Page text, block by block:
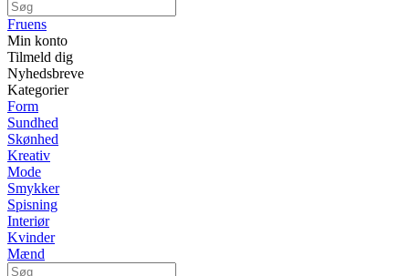
Fruens
Min konto
Tilmeld dig
Nyhedsbreve
Kategorier
Form
Sundhed
Skønhed
Kreativ
Mode
Smykker
Spisning
Interiør
Kvinder
Mænd